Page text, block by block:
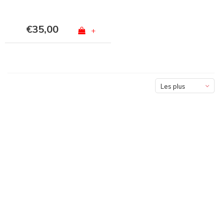
€35,00 +
Les plus